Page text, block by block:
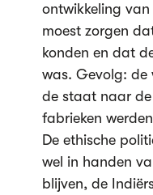
ontwikkeling van
moest zorgen
konden en dat
was. Gevolg: de
de staat naar
fabrieken
De ethische
wel in handen
blijven, de